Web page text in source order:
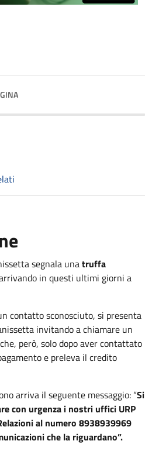
segnala unatruffa
in questi ultimi giorni a
contatto sconosciuto, si presenta
invitando a chiamare un
però, solo dopo aver contattato
e preleva il credito
arriva il seguente messaggio: “Si
con urgenza i nostri uffici URP
al numero 8938939969
che la riguardano”.